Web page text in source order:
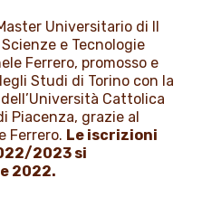
Universitario di II
e Tecnologie
Ferrero, promosso e
Studi di Torino con la
Cattolica
Piacenza, grazie al
Ferrero. Le iscrizioni
2023 si
2022.